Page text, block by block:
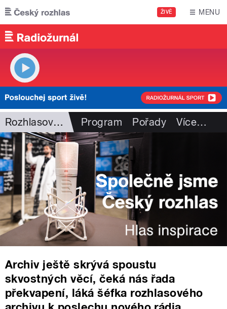
Přejít k hlavnímu obsahu
ŽIVĚ MENU
Rozhlasová historie Program Pořady Více…
Archiv ještě skrývá spoustu
skvostných věcí, čeká nás řada
překvapení, láká šéfka rozhlasového